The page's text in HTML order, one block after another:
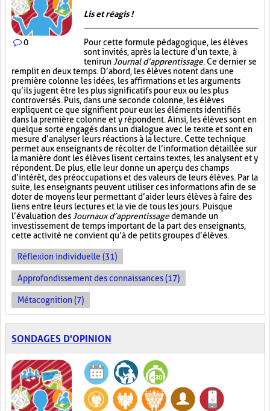
0
Lis et réagis !
Pour cette formule pédagogique, les élèves
sont invités, après la lecture d’un texte, à
tenir un Journal d’apprentissage. Ce dernier se
remplit en deux temps. D’abord, les élèves notent dans une
première colonne les idées, les affirmations et les arguments
qu’ils jugent être les plus significatifs pour eux ou les plus
controversés. Puis, dans une seconde colonne, les élèves
expliquent ce que signifient pour eux les éléments identifiés
dans la première colonne et y répondent. Ainsi, les élèves sont en
quelque sorte engagés dans un dialogue avec le texte et sont en
mesure d’analyser leurs réactions à la lecture. Cette technique
permet aux enseignants de récolter de l’information détaillée sur
la manière dont les élèves lisent certains textes, les analysent et y
répondent. De plus, elle leur donne un aperçu des champs
d’intérêt, des préoccupations et des valeurs de leurs élèves. Par la
suite, les enseignants peuvent utiliser ces informations afin de se
doter de moyens leur permettant d’aider leurs élèves à faire des
liens entre leurs lectures et la vie de tous les jours. Puisque
l’évaluation des Journaux d’apprentissagedemande un
investissement de temps important de la part des enseignants,
cette activité ne convient qu’à de petits groupes d’élèves.
Réflexion individuelle (31)
Approfondissement des connaissances (17)
Métacognition (7)
SONDAGES D'OPINION